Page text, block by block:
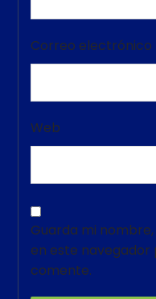
Correo electrónico
Web
Guarda mi
en este navegador
comente.